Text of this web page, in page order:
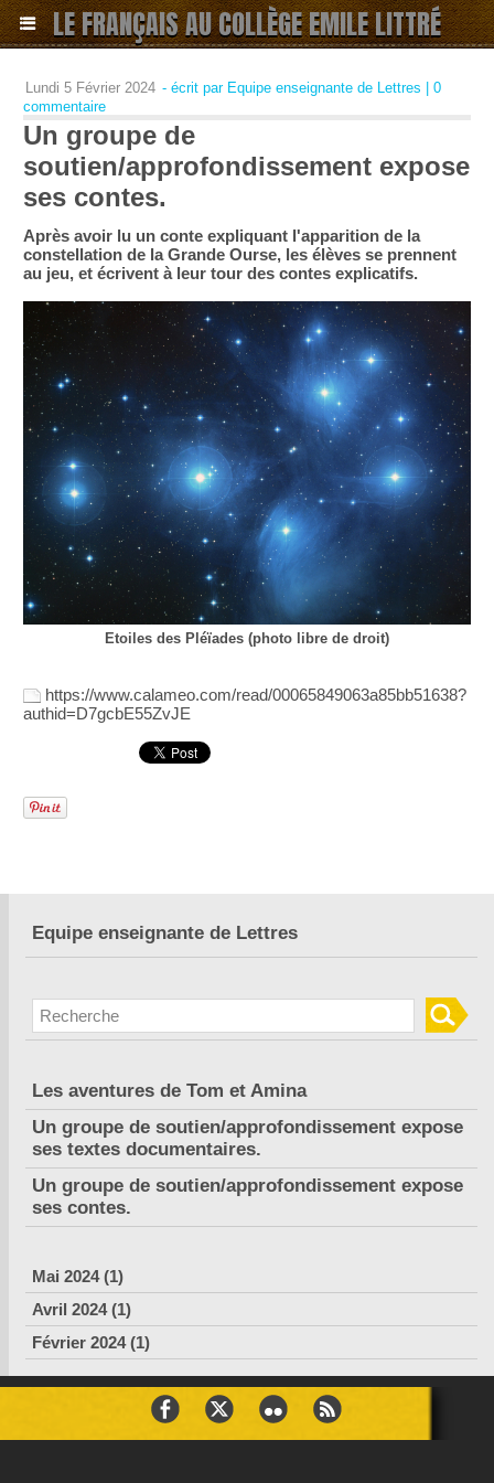
LE FRANÇAIS AU COLLÈGE EMILE LITTRÉ
Lundi 5 Février 2024 - écrit par Equipe enseignante de Lettres
0
commentaire
Un groupe de
soutien/approfondissement expose
ses contes.
Après avoir lu un conte expliquant l'apparition de la
constellation de la Grande Ourse, les élèves se prennent
au jeu, et écrivent à leur tour des contes explicatifs.
Etoiles des Pléïades (photo libre de droit)
https://www.calameo.com/read/00065849063a85bb51638?
authid=D7gcbE55ZvJE
Equipe enseignante de Lettres
Les aventures de Tom et Amina
Un groupe de soutien/approfondissement expose
ses textes documentaires.
Un groupe de soutien/approfondissement expose
ses contes.
Mai 2024 (1)
Avril 2024 (1)
Février 2024 (1)